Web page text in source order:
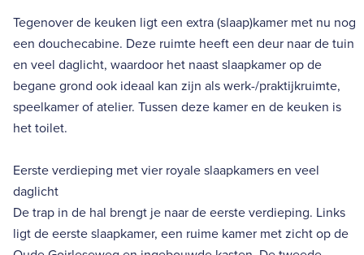
Tegenover de keuken ligt een extra (slaap)kamer met nu nog
een douchecabine. Deze ruimte heeft een deur naar de tuin
en veel daglicht, waardoor het naast slaapkamer op de
begane grond ook ideaal kan zijn als werk-/praktijkruimte,
speelkamer of atelier. Tussen deze kamer en de keuken is
het toilet.
Eerste verdieping met vier royale slaapkamers en veel
daglicht
De trap in de hal brengt je naar de eerste verdieping. Links
ligt de eerste slaapkamer, een ruime kamer met zicht op de